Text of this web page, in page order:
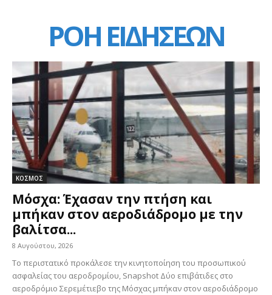
ΡΟΗ ΕΙΔΗΣΕΩΝ
ΚΟΣΜΟΣ
Μόσχα: Έχασαν την πτήση και
μπήκαν στον αεροδιάδρομο με την
βαλίτσα...
8 Αυγούστου, 2026
Το περιστατικό προκάλεσε την κινητοποίηση του προσωπικού
ασφαλείας του αεροδρομίου, Snapshot Δύο επιβάτιδες στο
αεροδρόμιο Σερεμέτιεβο της Μόσχας μπήκαν στον αεροδιάδρομο